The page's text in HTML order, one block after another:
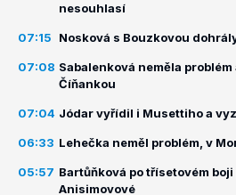
nesouhlasí
07:15 Nosková s Bouzkovou
07:08 Sabalenková neměla
Číňankou
07:04 Jódar vyřídil i Musettiho a
06:33 Lehečka neměl problém, v
05:57 Bartůňková po třísetovém
Anisimovové